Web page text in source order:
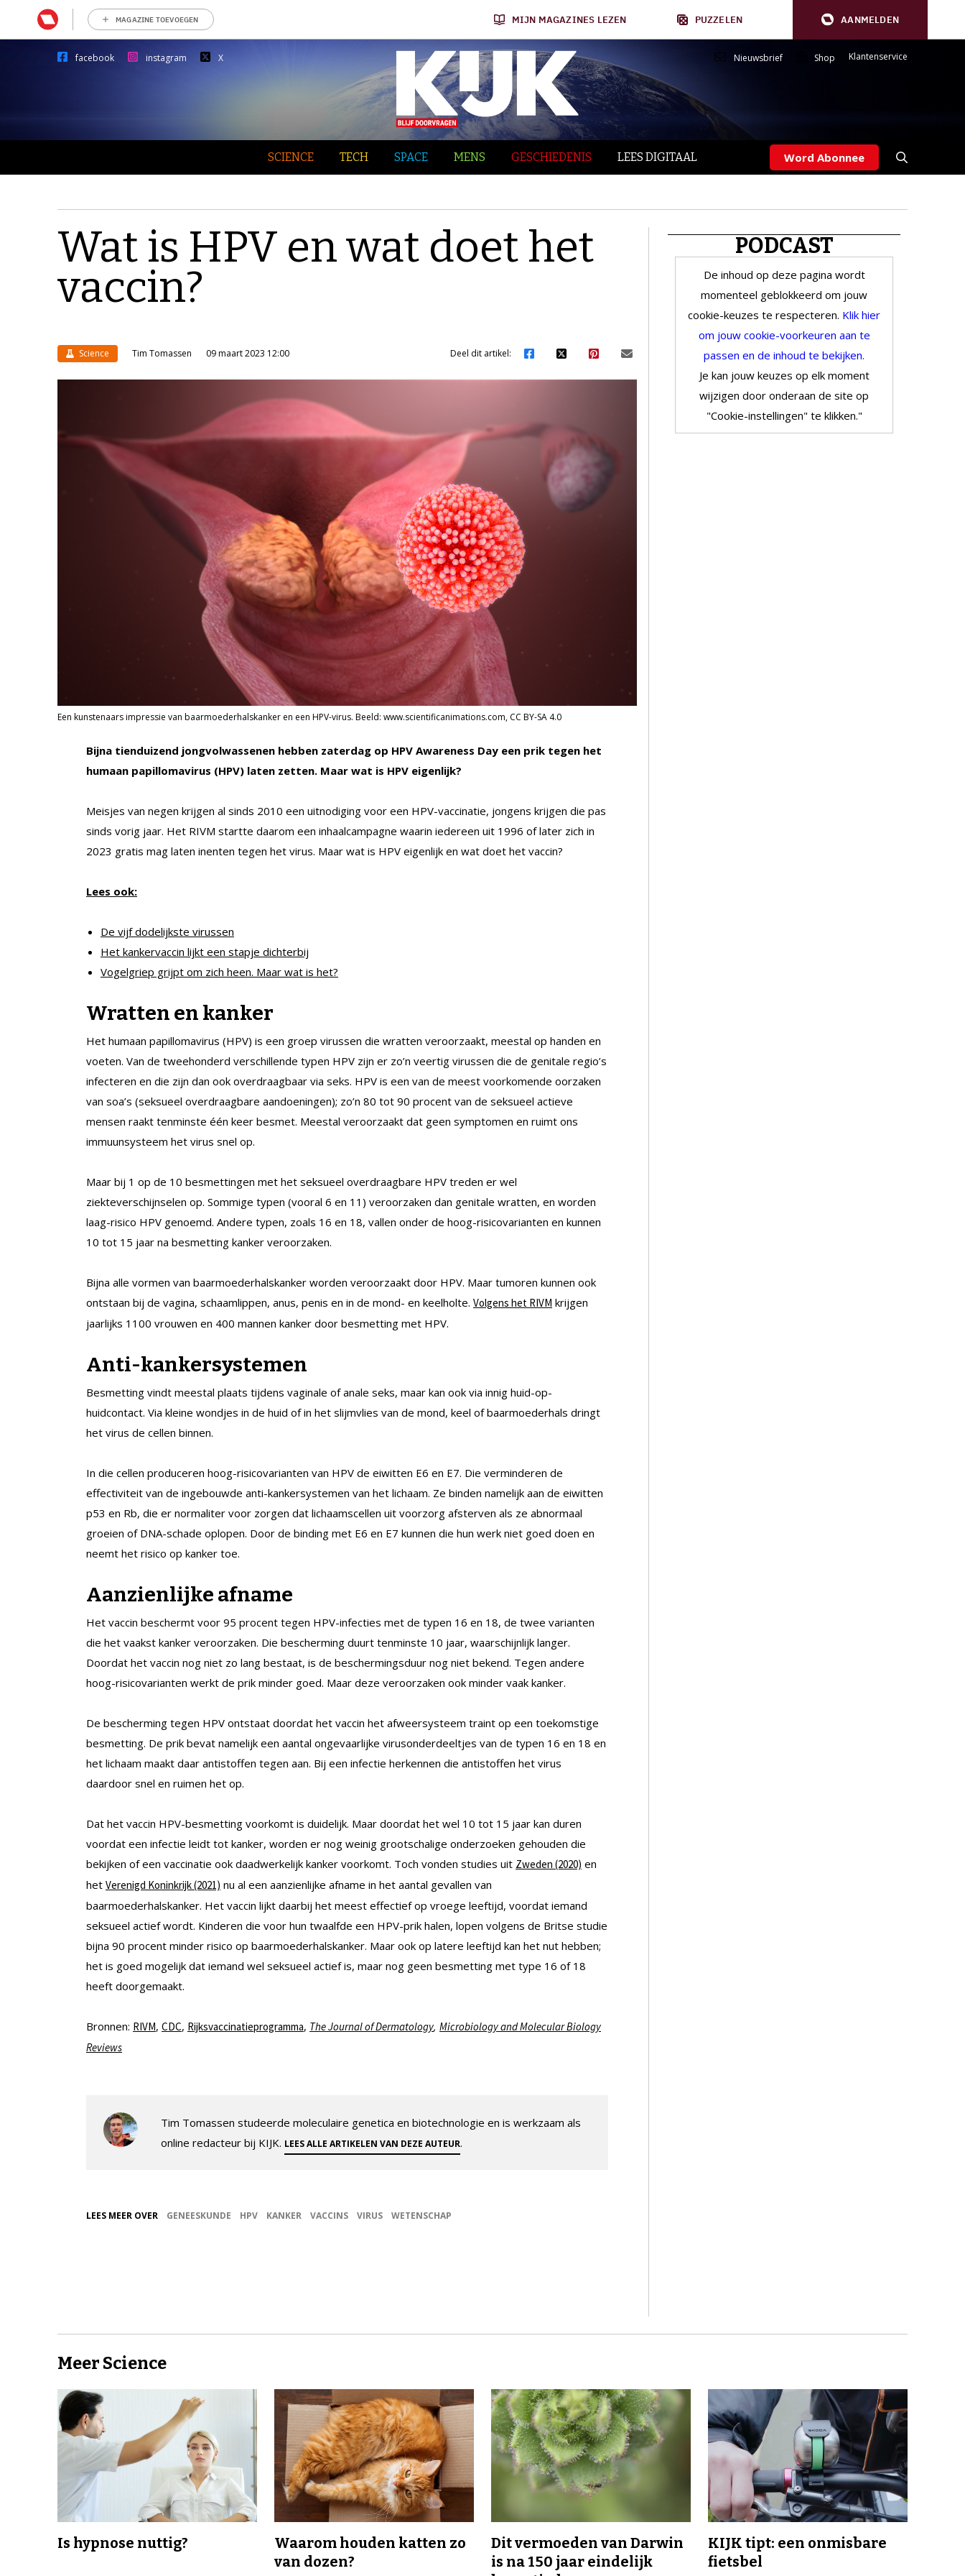
MAGAZINE TOEVOEGEN MIJN MAGAZINES LEZEN PUZZELEN AANMELDEN
facebook instagram X Nieuwsbrief Shop Klantenservice
SCIENCE TECH SPACE MENS GESCHIEDENIS LEES DIGITAAL Word Abonnee
Wat is HPV en wat doet het
vaccin?
Science Tim Tomassen 09 maart 2023 12:00 Deel dit artikel:
Een kunstenaars impressie van baarmoederhalskanker en een HPV-virus. Beeld: www.scientificanimations.com, CC BY-SA 4.0
Bijna tienduizend jongvolwassenen hebben zaterdag op HPV Awareness Day een prik tegen het
humaan papillomavirus (HPV) laten zetten. Maar wat is HPV eigenlijk?
Meisjes van negen krijgen al sinds 2010 een uitnodiging voor een HPV-vaccinatie, jongens krijgen die pas
sinds vorig jaar. Het RIVM startte daarom een inhaalcampagne waarin iedereen uit 1996 of later zich in
2023 gratis mag laten inenten tegen het virus. Maar wat is HPV eigenlijk en wat doet het vaccin?
Lees ook:
De vijf dodelijkste virussen
Het kankervaccin lijkt een stapje dichterbij
Vogelgriep grijpt om zich heen. Maar wat is het?
Wratten en kanker
Het humaan papillomavirus (HPV) is een groep virussen die wratten veroorzaakt, meestal op handen en
voeten. Van de tweehonderd verschillende typen HPV zijn er zo’n veertig virussen die de genitale regio’s
infecteren en die zijn dan ook overdraagbaar via seks. HPV is een van de meest voorkomende oorzaken
van soa’s (seksueel overdraagbare aandoeningen); zo’n 80 tot 90 procent van de seksueel actieve
mensen raakt tenminste één keer besmet. Meestal veroorzaakt dat geen symptomen en ruimt ons
immuunsysteem het virus snel op.
Maar bij 1 op de 10 besmettingen met het seksueel overdraagbare HPV treden er wel
ziekteverschijnselen op. Sommige typen (vooral 6 en 11) veroorzaken dan genitale wratten, en worden
laag-risico HPV genoemd. Andere typen, zoals 16 en 18, vallen onder de hoog-risicovarianten en kunnen
10 tot 15 jaar na besmetting kanker veroorzaken.
Bijna alle vormen van baarmoederhalskanker worden veroorzaakt door HPV. Maar tumoren kunnen ook
ontstaan bij de vagina, schaamlippen, anus, penis en in de mond- en keelholte. Volgens het RIVM krijgen
jaarlijks 1100 vrouwen en 400 mannen kanker door besmetting met HPV.
Anti-kankersystemen
Besmetting vindt meestal plaats tijdens vaginale of anale seks, maar kan ook via innig huid-op-
huidcontact. Via kleine wondjes in de huid of in het slijmvlies van de mond, keel of baarmoederhals dringt
het virus de cellen binnen.
In die cellen produceren hoog-risicovarianten van HPV de eiwitten E6 en E7. Die verminderen de
effectiviteit van de ingebouwde anti-kankersystemen van het lichaam. Ze binden namelijk aan de eiwitten
p53 en Rb, die er normaliter voor zorgen dat lichaamscellen uit voorzorg afsterven als ze abnormaal
groeien of DNA-schade oplopen. Door de binding met E6 en E7 kunnen die hun werk niet goed doen en
neemt het risico op kanker toe.
Aanzienlijke afname
Het vaccin beschermt voor 95 procent tegen HPV-infecties met de typen 16 en 18, de twee varianten
die het vaakst kanker veroorzaken. Die bescherming duurt tenminste 10 jaar, waarschijnlijk langer.
Doordat het vaccin nog niet zo lang bestaat, is de beschermingsduur nog niet bekend. Tegen andere
hoog-risicovarianten werkt de prik minder goed. Maar deze veroorzaken ook minder vaak kanker.
De bescherming tegen HPV ontstaat doordat het vaccin het afweersysteem traint op een toekomstige
besmetting. De prik bevat namelijk een aantal ongevaarlijke virusonderdeeltjes van de typen 16 en 18 en
het lichaam maakt daar antistoffen tegen aan. Bij een infectie herkennen die antistoffen het virus
daardoor snel en ruimen het op.
Dat het vaccin HPV-besmetting voorkomt is duidelijk. Maar doordat het wel 10 tot 15 jaar kan duren
voordat een infectie leidt tot kanker, worden er nog weinig grootschalige onderzoeken gehouden die
bekijken of een vaccinatie ook daadwerkelijk kanker voorkomt. Toch vonden studies uit Zweden (2020) en
het Verenigd Koninkrijk (2021) nu al een aanzienlijke afname in het aantal gevallen van
baarmoederhalskanker. Het vaccin lijkt daarbij het meest effectief op vroege leeftijd, voordat iemand
seksueel actief wordt. Kinderen die voor hun twaalfde een HPV-prik halen, lopen volgens de Britse studie
bijna 90 procent minder risico op baarmoederhalskanker. Maar ook op latere leeftijd kan het nut hebben;
het is goed mogelijk dat iemand wel seksueel actief is, maar nog geen besmetting met type 16 of 18
heeft doorgemaakt.
Bronnen: RIVM, CDC, Rijksvaccinatieprogramma, The Journal of Dermatology, Microbiology and Molecular Biology
Reviews
Tim Tomassen studeerde moleculaire genetica en biotechnologie en is werkzaam als
online redacteur bij KIJK. LEES ALLE ARTIKELEN VAN DEZE AUTEUR.
LEES MEER OVER GENEESKUNDE HPV KANKER VACCINS VIRUS WETENSCHAP
PODCAST
De inhoud op deze pagina wordt
momenteel geblokkeerd om jouw
cookie-keuzes te respecteren. Klik hier
om jouw cookie-voorkeuren aan te
passen en de inhoud te bekijken.
Je kan jouw keuzes op elk moment
wijzigen door onderaan de site op
"Cookie-instellingen" te klikken."
Meer Science
Is hypnose nuttig?
Waarom houden katten zo
van dozen?
Dit vermoeden van Darwin
is na 150 jaar eindelijk
KIJK tipt: een onmisbare
fietsbel